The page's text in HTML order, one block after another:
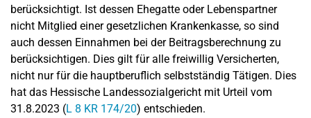
berücksichtigt. Ist dessen Ehegatte oder Lebenspartner
nicht Mitglied einer gesetzlichen Krankenkasse, so sind
auch dessen Einnahmen bei der Beitragsberechnung zu
berücksichtigen. Dies gilt für alle freiwillig Versicherten,
nicht nur für die hauptberuflich selbstständig Tätigen. Dies
hat das Hessische Landessozialgericht mit Urteil vom
31.8.2023 (L 8 KR 174/20) entschieden.